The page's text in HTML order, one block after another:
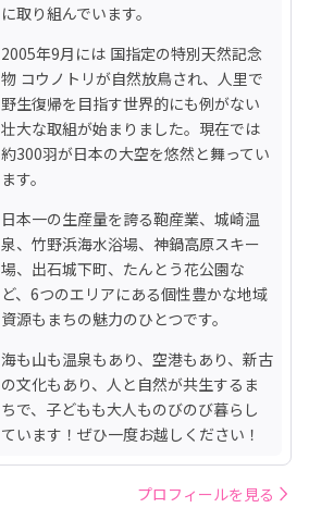
に取り組んでいます。
2005年9月には 国指定の特別天然記念
物 コウノトリが自然放鳥され、人里で
野生復帰を目指す世界的にも例がない
壮大な取組が始まりました。現在では
約300羽が日本の大空を悠然と舞ってい
ます。
日本一の生産量を誇る鞄産業、城崎温
泉、竹野浜海水浴場、神鍋高原スキー
場、出石城下町、たんとう花公園な
ど、6つのエリアにある個性豊かな地域
資源もまちの魅力のひとつです。
海も山も温泉もあり、空港もあり、新古
の文化もあり、人と自然が共生するま
ちで、子どもも大人ものびのび暮らし
ています！ぜひ一度お越しください！
プロフィールを見る